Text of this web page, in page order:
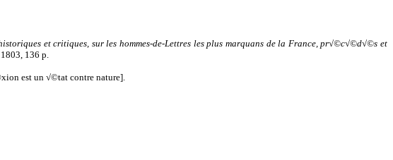
et critiques, sur les hommes-de-Lettres les plus marquans de la France, pr√©c√©d√©s et
, 136 p.
est un √©tat contre nature].